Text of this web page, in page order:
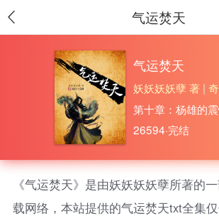
气运焚天
气运焚天
妖妖妖妖孽 著 |
第十章：杨雄的
26594·完结
《气运焚天》是由妖妖妖妖孽所著的
载网络，本站提供的气运焚天txt全集